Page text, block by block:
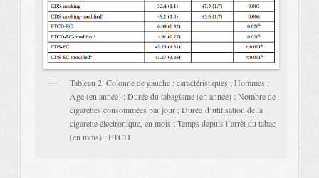
Tableau 2. Colonne de gauche : caractéristiques ; Hommes ;
Age (en année) ; Durée du tabagisme (en année) ; Nombre de
cigarettes consommées par jour ; Durée d’utilisation de la
cigarette électronique, en mois ; Temps depuis l’arrêt du tabac
(en mois) ; FTCD